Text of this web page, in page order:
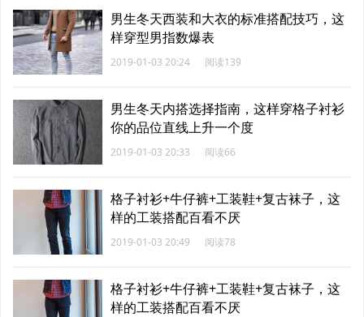
男生冬天西装和大衣的标准搭配技巧，这
样穿型男指数爆表
2019-01-03 20:24 阅读139
男生冬天内搭选择指南，这样穿格子衬衫
你的品位直线上升一个度
2019-01-03 20:33 阅读66
格子衬衫+牛仔裤+工装鞋+复古袜子，这
样的工装搭配百看不厌
2019-01-03 20:49 阅读78
格子衬衫+牛仔裤+工装鞋+复古袜子，这
样的工装搭配百看不厌